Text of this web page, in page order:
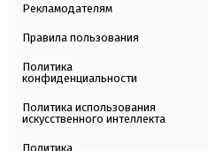
Рекламодателям
Правила пользования
Политика
конфиденциальности
Политика использования
искусственного интеллекта
Политика